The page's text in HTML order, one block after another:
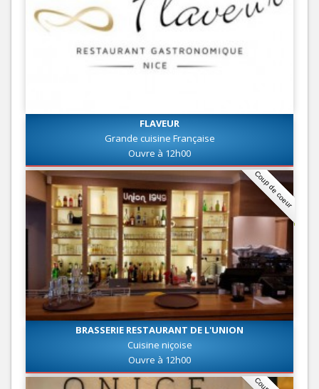
FLAVEUR
Grande cuisine Française
Ouvre à 12h00
Coup de coeur
BRASSERIE RESTAURANT DE L'UNION
Cuisine niçoise
Ouvre à 12h00